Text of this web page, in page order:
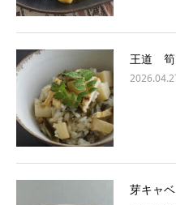
王道 筍
芽キャ